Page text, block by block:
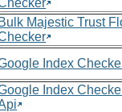
Bulk Majestic Trust
Index
Index